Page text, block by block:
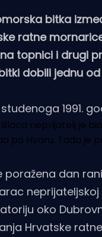
bitka
ratne
topnici i drugi
dobili jednu
1991.
neprijatelj je
po Hvaru. Tada je
poražena dan
oko
Hrvatske